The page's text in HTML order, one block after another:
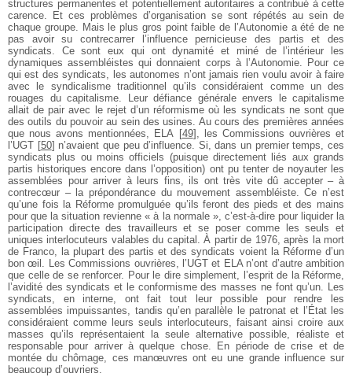
structures permanentes et potentiellement autoritaires a contribué à cette
carence. Et ces problèmes d’organisation se sont répétés au sein de
chaque groupe. Mais le plus gros point faible de l’Autonomie a été de ne
pas avoir su contrecarrer l’influence pernicieuse des partis et des
syndicats. Ce sont eux qui ont dynamité et miné de l’intérieur les
dynamiques assembléistes qui donnaient corps à l’Autonomie. Pour ce
qui est des syndicats, les autonomes n’ont jamais rien voulu avoir à faire
avec le syndicalisme traditionnel qu’ils considéraient comme un des
rouages du capitalisme. Leur défiance générale envers le capitalisme
allait de pair avec le rejet d’un réformisme où les syndicats ne sont que
des outils du pouvoir au sein des usines. Au cours des premières années
que nous avons mentionnées, ELA [49] , les Commissions ouvrières et
l’UGT [50] n’avaient que peu d’influence. Si, dans un premier temps, ces
syndicats plus ou moins officiels (puisque directement liés aux grands
partis historiques encore dans l’opposition) ont pu tenter de noyauter les
assemblées pour arriver à leurs fins, ils ont très vite dû accepter – à
contrecœur – la prépondérance du mouvement assembléiste. Ce n’est
qu’une fois la Réforme promulguée qu’ils feront des pieds et des mains
pour que la situation revienne « à la normale », c’est-à-dire pour liquider la
participation directe des travailleurs et se poser comme les seuls et
uniques interlocuteurs valables du capital. À partir de 1976, après la mort
de Franco, la plupart des partis et des syndicats voient la Réforme d’un
bon œil. Les Commissions ouvrières, l’UGT et ELA n’ont d’autre ambition
que celle de se renforcer. Pour le dire simplement, l’esprit de la Réforme,
l’avidité des syndicats et le conformisme des masses ne font qu’un. Les
syndicats, en interne, ont fait tout leur possible pour rendre les
assemblées impuissantes, tandis qu’en parallèle le patronat et l’État les
considéraient comme leurs seuls interlocuteurs, faisant ainsi croire aux
masses qu’ils représentaient la seule alternative possible, réaliste et
responsable pour arriver à quelque chose. En période de crise et de
montée du chômage, ces manœuvres ont eu une grande influence sur
beaucoup d’ouvriers.